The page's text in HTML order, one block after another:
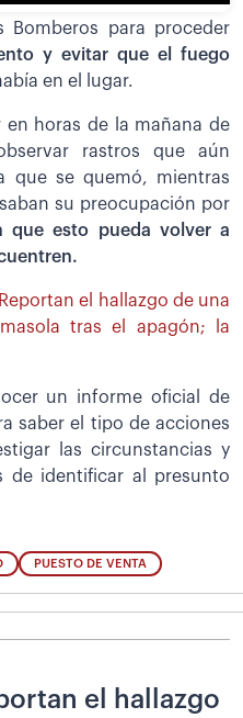
Bomberos para proceder
y evitar que el fuego
en el lugar.
horas de la mañana de
rastros que aún
que se quemó, mientras
su preocupación por
que esto pueda volver a
el hallazgo de una
tras el apagón; la
un informe oficial de
saber el tipo de acciones
las circunstancias y
de identificar al presunto
PUESTO DE VENTA
el hallazgo